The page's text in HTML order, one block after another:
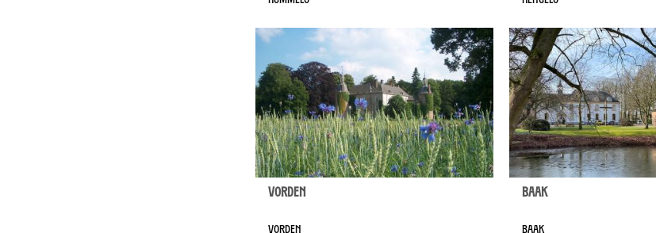
Vorden
Vorden
Baak
Baak